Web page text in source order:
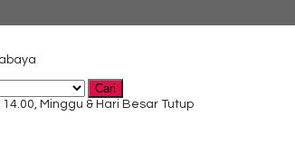
Cari
Minggu & Hari Besar Tutup